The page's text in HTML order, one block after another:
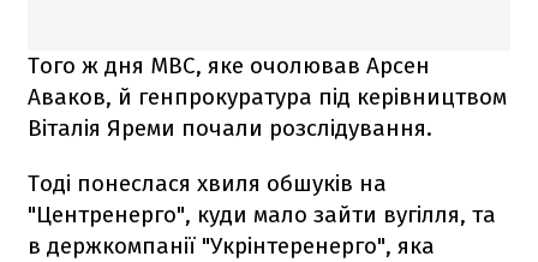
Того ж дня МВС, яке очолював Арсен
Аваков, й генпрокуратура під керівництвом
Віталія Яреми почали розслідування.
Тоді понеслася хвиля обшуків на
"Центренерго", куди мало зайти вугілля, та
в держкомпанії "Укрінтеренерго", яка